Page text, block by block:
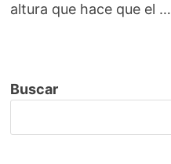
altura que hace que el …
Buscar